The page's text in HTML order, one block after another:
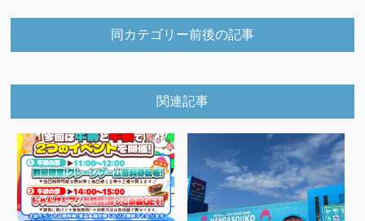
同カテゴリー前後の記事
関連記事